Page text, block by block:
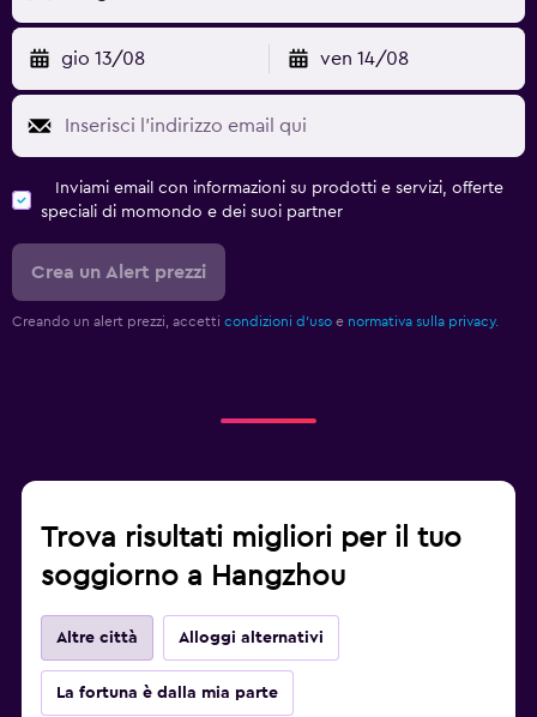
gio 13/08 ven 14/08
Inviami email con informazioni su prodotti e servizi, offerte
speciali di momondo e dei suoi partner
Crea un Alert prezzi
Creando un alert prezzi, accetti condizioni d'uso e normativa sulla privacy.
Trova risultati migliori per il tuo
soggiorno a Hangzhou
Altre città Alloggi alternativi
La fortuna è dalla mia parte